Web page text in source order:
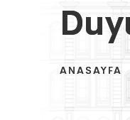
ANASAYFA
ANASAYFA
ANASAYFA